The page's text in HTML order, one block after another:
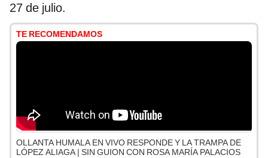
27 de julio.
TE RECOMENDAMOS
OLLANTA HUMALA EN VIVO RESPONDE Y LA TRAMPA DE
LÓPEZ ALIAGA | SIN GUION CON ROSA MARÍA PALACIOS